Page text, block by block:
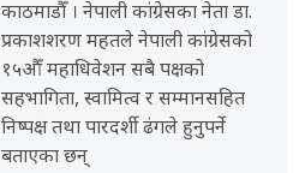
काठमाडौँ । नेपाली कांग्रेसका नेता डा.
प्रकाशशरण महतले नेपाली कांग्रेसको
१५औँ महाधिवेशन सबै पक्षको
सहभागिता, स्वामित्व र सम्मानसहित
निष्पक्ष तथा पारदर्शी ढंगले हुनुपर्ने
बताएका छन्